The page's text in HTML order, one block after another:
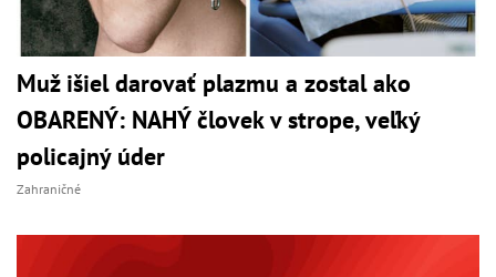
Muž išiel darovať plazmu a zostal ako
OBARENÝ: NAHÝ človek v strope, veľký
policajný úder
Zahraničné